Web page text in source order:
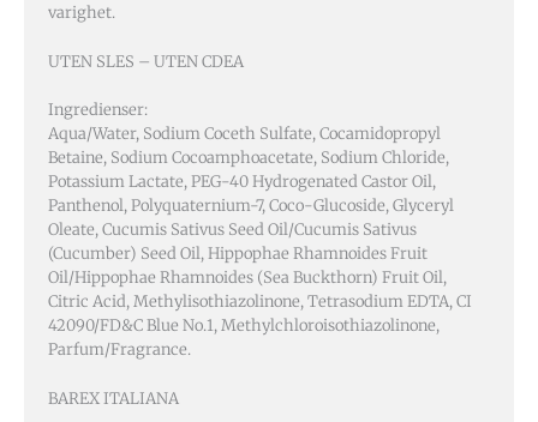
varighet.
UTEN SLES – UTEN CDEA
Ingredienser:
Aqua/Water, Sodium Coceth Sulfate, Cocamidopropyl
Betaine, Sodium Cocoamphoacetate, Sodium Chloride,
Potassium Lactate, PEG-40 Hydrogenated Castor Oil,
Panthenol, Polyquaternium-7, Coco-Glucoside, Glyceryl
Oleate, Cucumis Sativus Seed Oil/Cucumis Sativus
(Cucumber) Seed Oil, Hippophae Rhamnoides Fruit
Oil/Hippophae Rhamnoides (Sea Buckthorn) Fruit Oil,
Citric Acid, Methylisothiazolinone, Tetrasodium EDTA, CI
42090/FD&C Blue No.1, Methylchloroisothiazolinone,
Parfum/Fragrance.
BAREX ITALIANA